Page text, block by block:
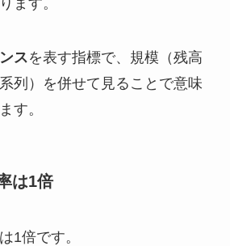
スを表す指標で、規模（残高
列）を併せて見ることで意味
す。
は1倍
1倍です。